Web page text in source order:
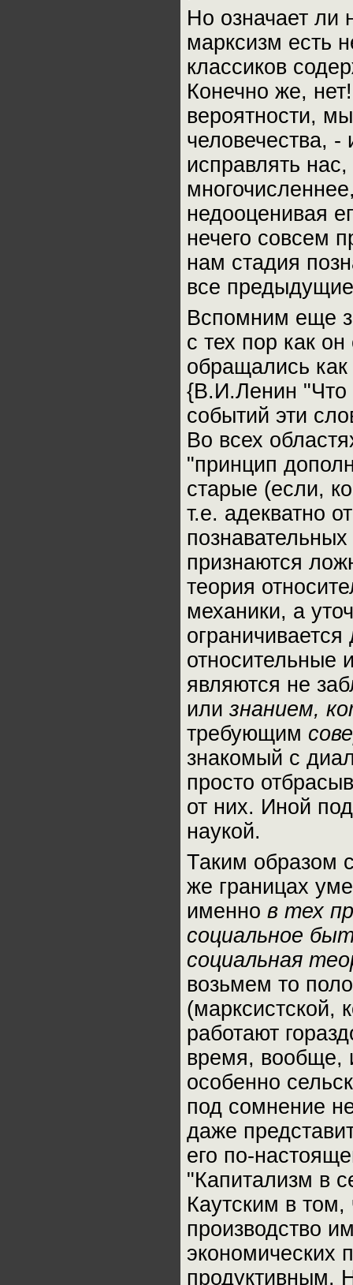
Но означает ли
марксизм есть
классиков
Конечно же,
вероятности,
человечества, -
исправлять
недооценивая
нечего совсем
нам стадия
все
Вспомним еще
с тех пор как
обращались как
{В.И.Ленин "Что
событий эти
Во всех
"принцип
старые (если,
т.е. адекватно
признаются
теория
механики, а
относительные
являются не
или знанием,
требующим
знакомый с
просто
от них. Иной
наукой.
Таким образом
же границах
именно в тех
социальное
социальная
возьмем то
(марксистской,
работают
время, вообще,
особенно
под сомнение
даже
его по-
"Капитализм в
Каутским в том,
производство
экономических
продуктивным.